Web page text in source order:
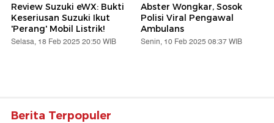
Review Suzuki eWX: Bukti
Keseriusan Suzuki Ikut
'Perang' Mobil Listrik!
Selasa, 18 Feb 2025 20:50 WIB
Abster Wongkar, Sosok
Polisi Viral Pengawal
Ambulans
Senin, 10 Feb 2025 08:37 WIB
Berita Terpopuler